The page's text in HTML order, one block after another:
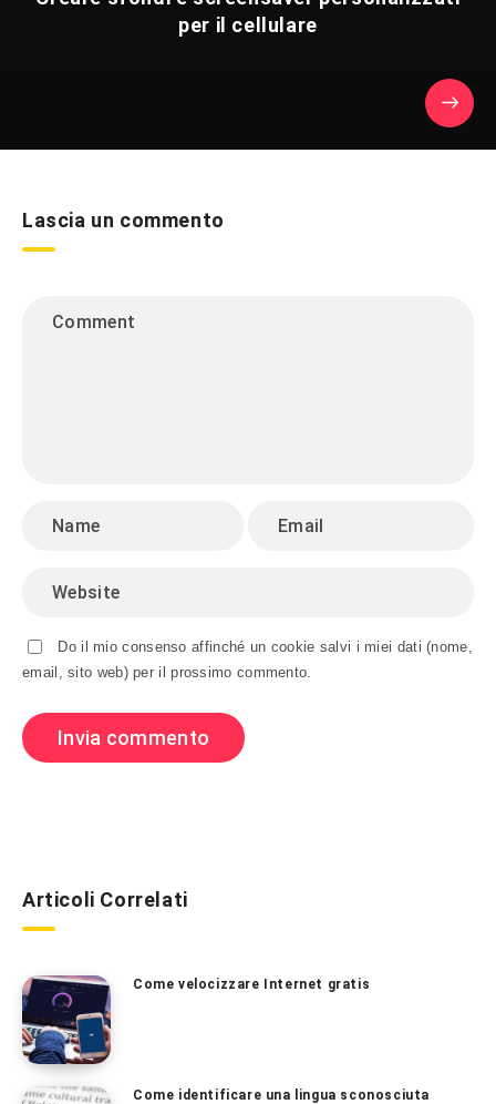
per il cellulare
Lascia un commento
Do il mio consenso affinché un cookie salvi i miei dati (nome,
email, sito web) per il prossimo commento.
Articoli Correlati
Come velocizzare Internet gratis
Come identificare una lingua sconosciuta